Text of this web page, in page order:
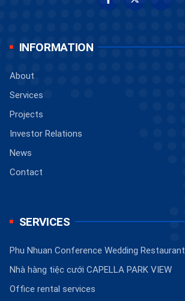
INFORMATION
About
Services
Projects
Investor Relations
News
Contact
SERVICES
Phu Nhuan Conference Wedding Restaurant
Nhà hàng tiệc cưới CAPELLA PARK VIEW
Office rental services